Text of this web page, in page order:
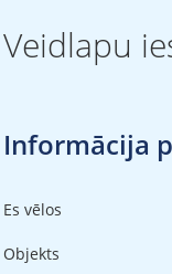
Veidlapu
Informācija
Es vēlos
Objekts